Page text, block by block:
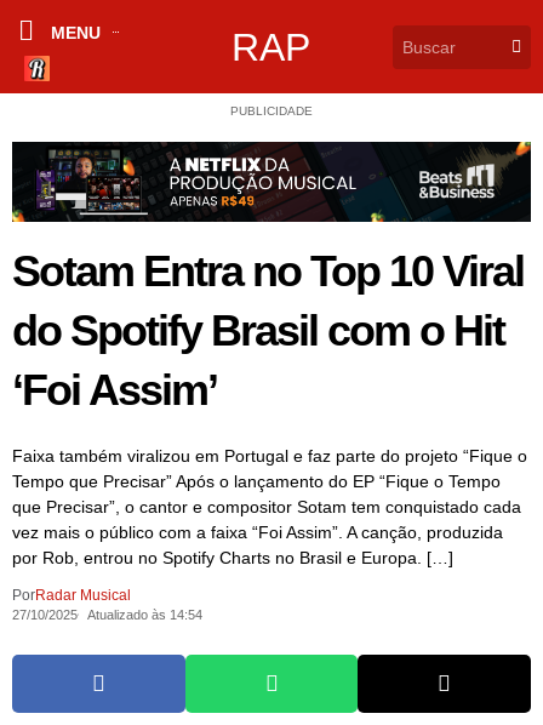
MENU RAP
PUBLICIDADE
Sotam Entra no Top 10 Viral
do Spotify Brasil com o Hit
‘Foi Assim’
Faixa também viralizou em Portugal e faz parte do projeto “Fique o
Tempo que Precisar” Após o lançamento do EP “Fique o Tempo
que Precisar”, o cantor e compositor Sotam tem conquistado cada
vez mais o público com a faixa “Foi Assim”. A canção, produzida
por Rob, entrou no Spotify Charts no Brasil e Europa. […]
PorRadar Musical
27/10/2025 Atualizado às 14:54